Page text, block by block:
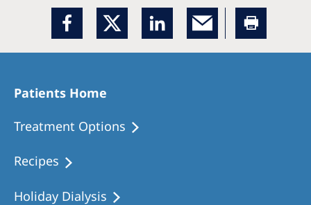
Patients Home
Treatment Options
Recipes
Holiday Dialysis